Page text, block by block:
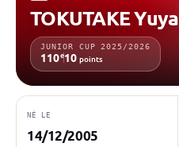
TOKUTAKE Yuya
JUNIOR CUP 2025/2026
110e10 points
NÉ LE
14/12/2005